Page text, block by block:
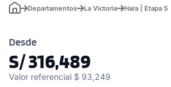
Departamentos La Victoria Hara | Etapa 5
Desde
S/ 316,489
Valor referencial $ 93,249